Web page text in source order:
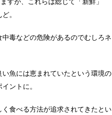
。
毒などの危険があるのでむしろネ
魚には恵まれていたという環境の
ントに。
食べる方法が追求されてきたとい